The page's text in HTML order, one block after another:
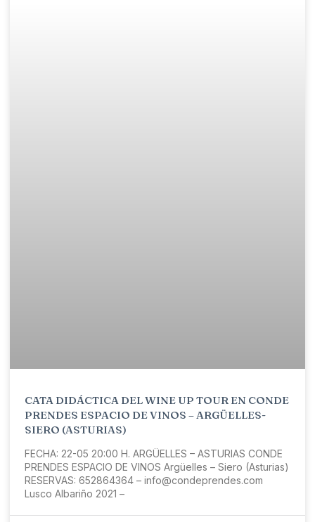
CATA DIDÁCTICA DEL WINE UP TOUR EN CONDE
PRENDES ESPACIO DE VINOS – ARGÜELLES-
SIERO (ASTURIAS)
FECHA: 22-05 20:00 H. ARGÜELLES – ASTURIAS CONDE
PRENDES ESPACIO DE VINOS Argüelles – Siero (Asturias)
RESERVAS: 652864364 – info@condeprendes.com
Lusco Albariño 2021 –